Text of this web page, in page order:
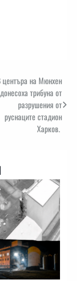
центъра на Мюнхен
донесоха трибуна от
разрушения от
руснаците стадион
Харков.